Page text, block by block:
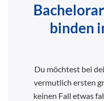
binden
Du möchtest bei
vermutlich ersten
keinen Fall etwas